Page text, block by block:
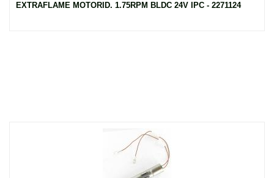
EXTRAFLAME MOTORID. 1.75RPM BLDC 24V IPC - 2271124